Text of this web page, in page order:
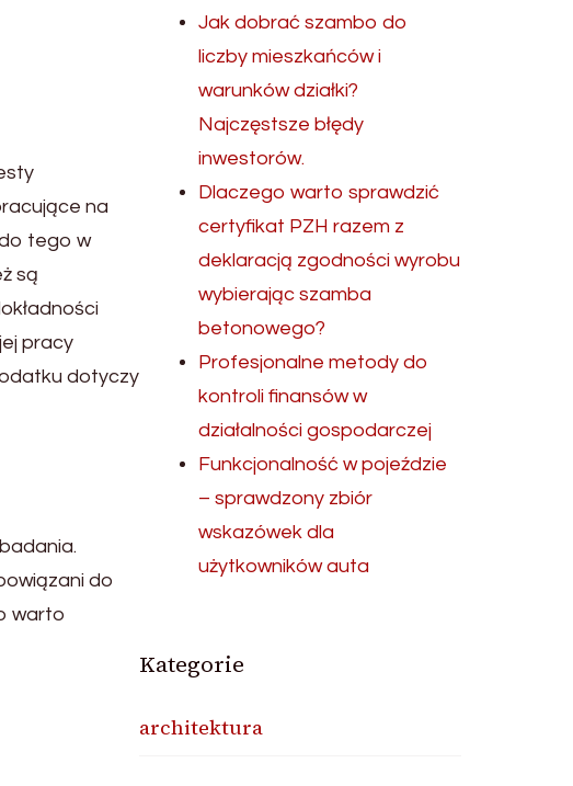
na
tego w
są
pracy
dotyczy
do
warto
Jak dobrać szambo do
liczby mieszkańców i
warunków działki?
Najczęstsze błędy
inwestorów.
Dlaczego warto sprawdzić
certyfikat PZH razem z
deklaracją zgodności wyrobu
wybierając szamba
betonowego?
Profesjonalne metody do
kontroli finansów w
działalności gospodarczej
Funkcjonalność w pojeździe
– sprawdzony zbiór
wskazówek dla
użytkowników auta
Kategorie
architektura